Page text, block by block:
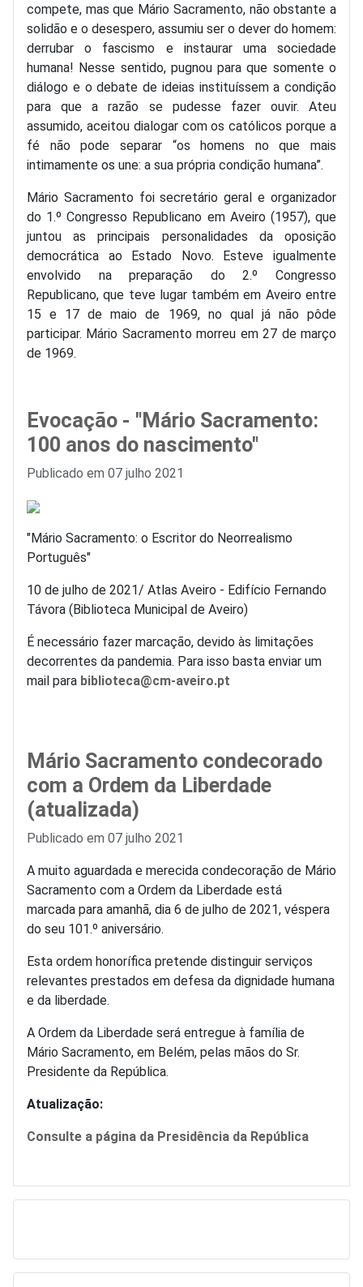
compete, mas que Mário Sacramento, não obstante a
solidão e o desespero, assumiu ser o dever do homem:
derrubar o fascismo e instaurar uma sociedade
humana! Nesse sentido, pugnou para que somente o
diálogo e o debate de ideias instituíssem a condição
para que a razão se pudesse fazer ouvir. Ateu
assumido, aceitou dialogar com os católicos porque a
fé não pode separar “os homens no que mais
intimamente os une: a sua própria condição humana”.
Mário Sacramento foi secretário geral e organizador
do 1.º Congresso Republicano em Aveiro (1957), que
juntou as principais personalidades da oposição
democrática ao Estado Novo. Esteve igualmente
envolvido na preparação do 2.º Congresso
Republicano, que teve lugar também em Aveiro entre
15 e 17 de maio de 1969, no qual já não pôde
participar. Mário Sacramento morreu em 27 de março
de 1969.
Evocação - "Mário Sacramento:
100 anos do nascimento"
Detalhes
Publicado em 07 julho 2021
"Mário Sacramento: o Escritor do Neorrealismo
Português"
10 de julho de 2021/ Atlas Aveiro - Edifício Fernando
Távora (Biblioteca Municipal de Aveiro)
É necessário fazer marcação, devido às limitações
decorrentes da pandemia. Para isso basta enviar um
mail para biblioteca@cm-aveiro.pt
Mário Sacramento condecorado
com a Ordem da Liberdade
(atualizada)
Detalhes
Publicado em 07 julho 2021
A muito aguardada e merecida condecoração de Mário
Sacramento com a Ordem da Liberdade está
marcada para amanhã, dia 6 de julho de 2021, véspera
do seu 101.º aniversário.
Esta ordem honorífica pretende distinguir serviços
relevantes prestados em defesa da dignidade humana
e da liberdade.
A Ordem da Liberdade será entregue à família de
Mário Sacramento, em Belém, pelas mãos do Sr.
Presidente da República.
Atualização:
Consulte a página da Presidência da República